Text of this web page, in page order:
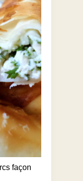
façon